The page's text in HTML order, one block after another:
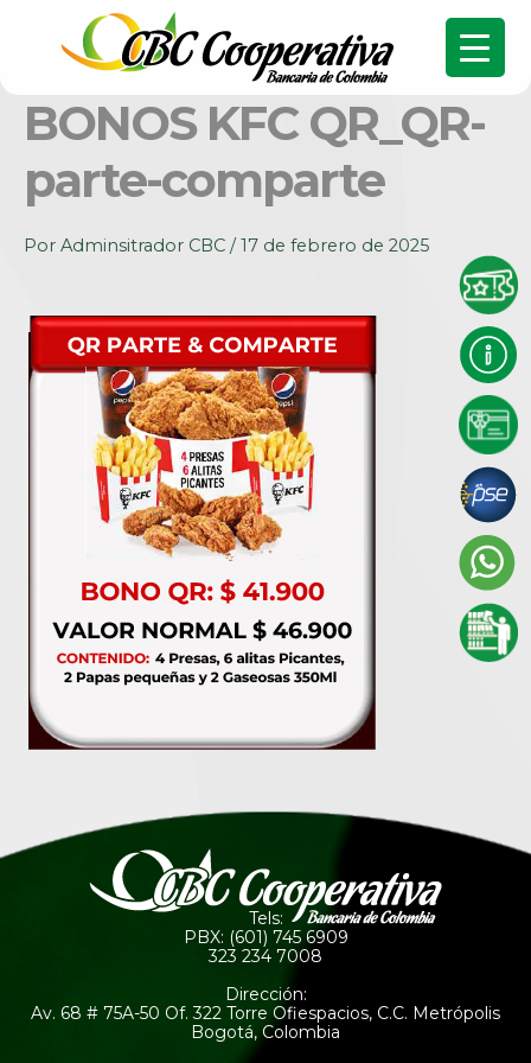
BONOS KFC QR_QR-
parte-comparte
Por Adminsitrador CBC /17 de febrero de 2025
Tels:
PBX: (601) 745 6909
323 234 7008
Dirección:
Av. 68 # 75A-50 Of. 322 Torre Ofiespacios, C.C. Metrópolis
Bogotá, Colombia